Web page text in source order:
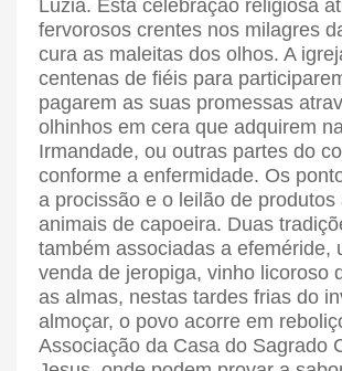
Luzia. Esta celebração religiosa
fervorosos crentes nos milagres
cura as maleitas dos olhos. A
centenas de fiéis para
pagarem as suas promessas
olhinhos em cera que adquirem
Irmandade, ou outras partes do
conforme a enfermidade. Os
a procissão e o leilão de
animais de capoeira. Duas
também associadas a efeméride,
venda de jeropiga, vinho licoroso
as almas, nestas tardes frias do
almoçar, o povo acorre em
Associação da Casa do Sagrado